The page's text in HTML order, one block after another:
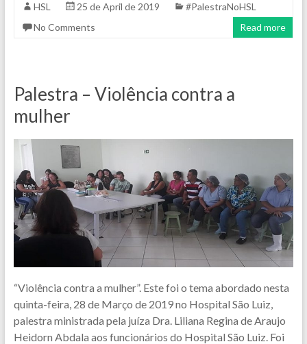
HSL 25 de April de 2019
#PalestraNoHSL
No Comments
Read more
Palestra – Violência contra a
mulher
“Violência contra a mulher”. Este foi o tema abordado nesta
quinta-feira, 28 de Março de 2019 no Hospital São Luiz,
palestra ministrada pela juíza Dra. Liliana Regina de Araujo
Heidorn Abdala aos funcionários do Hospital São Luiz. Foi